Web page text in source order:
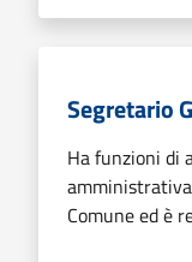
Segretario
Ha funzioni di
Comune ed è